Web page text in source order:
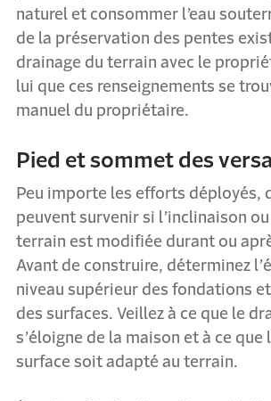
naturel et consommer l’eau
de la préservation des pentes
drainage du terrain avec le
lui que ces renseignements se
manuel du propriétaire.
Pied et sommet des
Peu importe les efforts déployés,
peuvent survenir si l’inclinaison ou
terrain est modifiée durant ou
Avant de construire, déterminez
niveau supérieur des fondations
des surfaces. Veillez à ce que le
s’éloigne de la maison et à ce que
surface soit adapté au terrain.